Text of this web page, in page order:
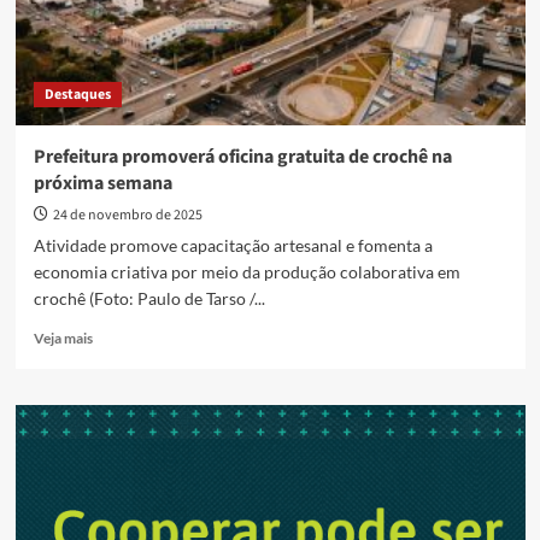
Destaques
Prefeitura promoverá oficina gratuita de crochê na
próxima semana
24 de novembro de 2025
Atividade promove capacitação artesanal e fomenta a
economia criativa por meio da produção colaborativa em
crochê (Foto: Paulo de Tarso /...
Veja maisRead
Prefeitura
promoverá
crochê